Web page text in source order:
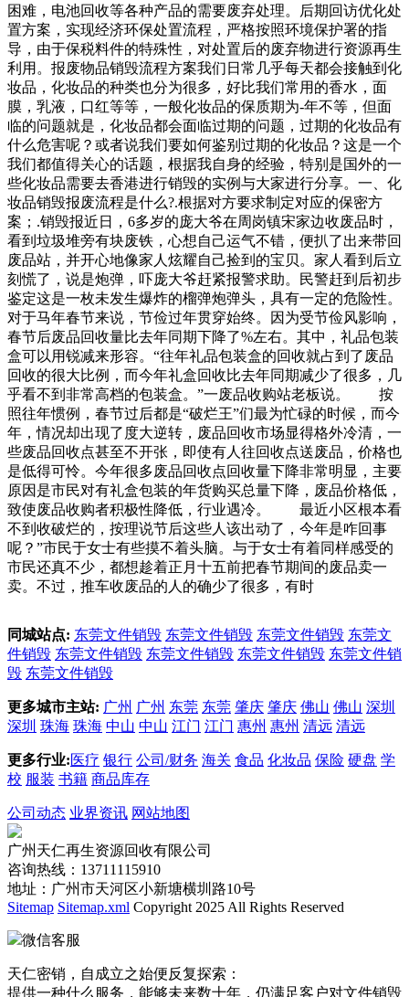
困难，电池回收等各种产品的需要废弃处理。后期回访优化处
置方案，实现经济环保处置流程，严格按照环境保护署的指
导，由于保税料件的特殊性，对处置后的废弃物进行资源再生
利用。报废物品销毁流程方案我们日常几乎每天都会接触到化
妆品，化妆品的种类也分为很多，好比我们常用的香水，面
膜，乳液，口红等等，一般化妆品的保质期为-年不等，但面
临的问题就是，化妆品都会面临过期的问题，过期的化妆品有
什么危害呢？或者说我们要如何鉴别过期的化妆品？这是一个
我们都值得关心的话题，根据我自身的经验，特别是国外的一
些化妆品需要去香港进行销毁的实例与大家进行分享。一、化
妆品销毁报废流程是什么?.根据对方要求制定对应的保密方
案；.销毁报近日，6多岁的庞大爷在周岗镇宋家边收废品时，
看到垃圾堆旁有块废铁，心想自己运气不错，便扒了出来带回
废品站，并开心地像家人炫耀自己捡到的宝贝。家人看到后立
刻慌了，说是炮弹，吓庞大爷赶紧报警求助。民警赶到后初步
鉴定这是一枚未发生爆炸的榴弹炮弹头，具有一定的危险性。
对于马年春节来说，节俭过年贯穿始终。因为受节俭风影响，
春节后废品回收量比去年同期下降了%左右。其中，礼品包装
盒可以用锐减来形容。“往年礼品包装盒的回收就占到了废品
回收的很大比例，而今年礼盒回收比去年同期减少了很多，几
乎看不到非常高档的包装盒。”一废品收购站老板说。 按
照往年惯例，春节过后都是“破烂王”们最为忙碌的时候，而今
年，情况却出现了度大逆转，废品回收市场显得格外冷清，一
些废品回收点甚至不开张，即使有人往回收点送废品，价格也
是低得可怜。今年很多废品回收点回收量下降非常明显，主要
原因是市民对有礼盒包装的年货购买总量下降，废品价格低，
致使废品收购者积极性降低，行业遇冷。 最近小区根本看
不到收破烂的，按理说节后这些人该出动了，今年是咋回事
呢？”市民于女士有些摸不着头脑。与于女士有着同样感受的
市民还真不少，都想趁着正月十五前把春节期间的废品卖一
卖。不过，推车收废品的人的确少了很多，有时
同城站点: 东莞文件销毁 东莞文件销毁 东莞文件销毁 东莞文
件销毁 东莞文件销毁 东莞文件销毁 东莞文件销毁 东莞文件销
毁 东莞文件销毁
更多城市主站: 广州 广州 东莞 东莞 肇庆 肇庆 佛山 佛山 深圳
深圳 珠海 珠海 中山 中山 江门 江门 惠州 惠州 清远 清远
更多行业:医疗 银行 公司/财务 海关 食品 化妆品 保险 硬盘 学
校 服装 书籍 商品库存
公司动态 业界资讯 网站地图
广州天仁再生资源回收有限公司
咨询热线：13711115910
地址：广州市天河区小新塘横圳路10号
Sitemap Sitemap.xml Copyright 2025 All Rights Reserved
微信客服
天仁密销，自成立之始便反复探索：
提供一种什么服务，能够未来数十年，仍满足客户对文件销毁